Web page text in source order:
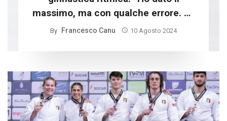
massimo, ma con qualche errore. Mi
rifarò a Los Angeles”
By Francesco Canu 10 Agosto 2024